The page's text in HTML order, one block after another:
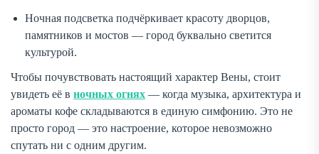
Ночная подсветка подчёркивает красоту дворцов,
памятников и мостов — город буквально светится
культурой.
Чтобы почувствовать настоящий характер Вены, стоит
увидеть её в ночных огнях — когда музыка, архитектура и
ароматы кофе складываются в единую симфонию. Это не
просто город — это настроение, которое невозможно
спутать ни с одним другим.